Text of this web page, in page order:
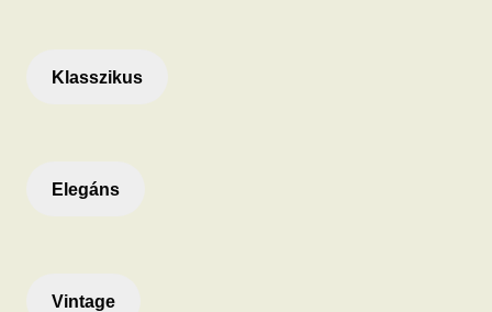
Klasszikus
Elegáns
Vintage